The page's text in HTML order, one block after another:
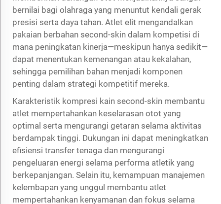
bernilai bagi olahraga yang menuntut kendali gerak
presisi serta daya tahan. Atlet elit mengandalkan
pakaian berbahan second-skin dalam kompetisi di
mana peningkatan kinerja—meskipun hanya sedikit—
dapat menentukan kemenangan atau kekalahan,
sehingga pemilihan bahan menjadi komponen
penting dalam strategi kompetitif mereka.
Karakteristik kompresi kain second-skin membantu
atlet mempertahankan keselarasan otot yang
optimal serta mengurangi getaran selama aktivitas
berdampak tinggi. Dukungan ini dapat meningkatkan
efisiensi transfer tenaga dan mengurangi
pengeluaran energi selama performa atletik yang
berkepanjangan. Selain itu, kemampuan manajemen
kelembapan yang unggul membantu atlet
mempertahankan kenyamanan dan fokus selama